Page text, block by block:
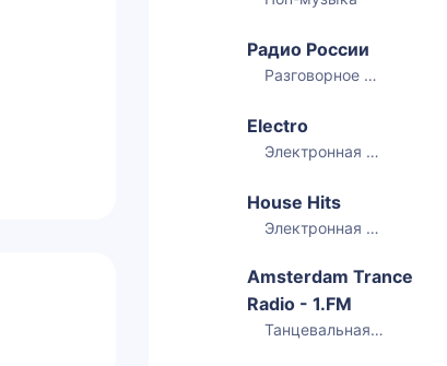
Радио России
Разговорное радио
Electro
Электронная музыка
House Hits
Электронная музыка
Amsterdam Trance
Radio - 1.FM
Танцевальная музыка